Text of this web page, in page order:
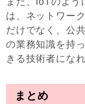
は、ネットワー
だけでなく、公
の業務知識を持
きる技術者にな
まとめ